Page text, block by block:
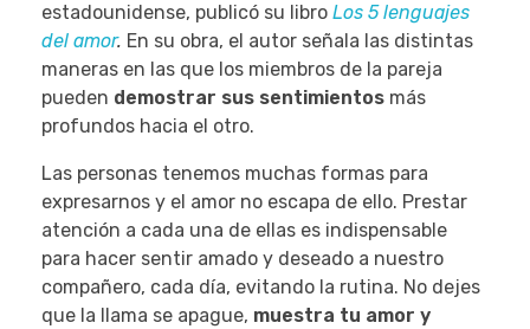
estadounidense, publicó su libro Los 5 lenguajes
del amor. En su obra, el autor señala las distintas
maneras en las que los miembros de la pareja
pueden demostrar sus sentimientos más
profundos hacia el otro.
Las personas tenemos muchas formas para
expresarnos y el amor no escapa de ello. Prestar
atención a cada una de ellas es indispensable
para hacer sentir amado y deseado a nuestro
compañero, cada día, evitando la rutina. No dejes
que la llama se apague, muestra tu amor y